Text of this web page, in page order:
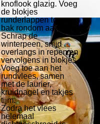
knoflook glazig. Voeg
de blokjes
runderlappen toe en
bak rondom aan.
Schrap de
winterpeen, snijd
overlangs in repen en
vervolgens in blokjes.
Voeg toe aan het
rundvlees, samen
met de laurier,
kruidnagel en takjes
tijm.
Zodra het vlees
helemaal